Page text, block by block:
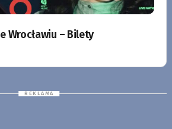
Wrocławiu – Bilety